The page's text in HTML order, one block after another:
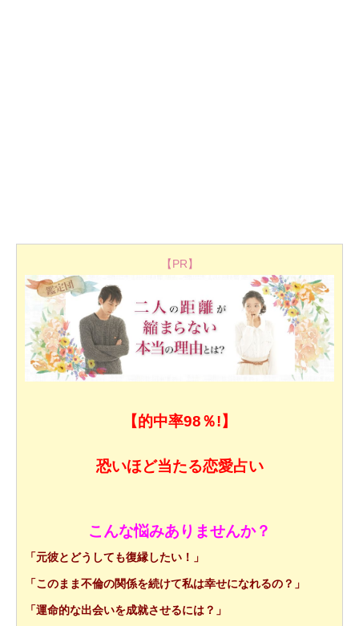
【PR】
【的中率98％!】
恐いほど当たる恋愛占い
こんな悩みありませんか？
「元彼とどうしても復縁したい！」
「このまま不倫の関係を続けて私は幸せになれるの？」
「運命的な出会いを成就させるには？」